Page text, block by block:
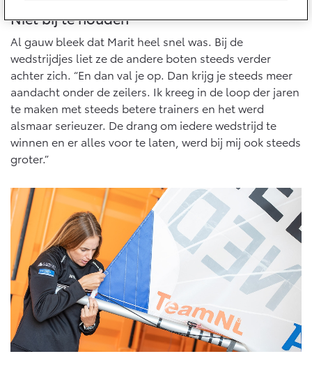
Vanaf € 39.995,- Vanaf € 48.995,-
Mirai
WATERSTOF-ELEKTRISCH
Proace City (excl. BTW)
OOK ALS BATTERIJ-
ELEKTRISCH
Proace (excl. BTW)
OOK ALS BATTERIJ-
ELEKTRISCH
Vanaf € 37.500,-
Proace Verso
BATTERIJ-ELEKTRISCH
Vanaf € 55.950,-
Niet bij te houden
Al gauw bleek dat Marit heel snel was. Bij de
wedstrijdjes liet ze de andere boten steeds verder
achter zich. “En dan val je op. Dan krijg je steeds meer
aandacht onder de zeilers. Ik kreeg in de loop der jaren
te maken met steeds betere trainers en het werd
alsmaar serieuzer. De drang om iedere wedstrijd te
winnen en er alles voor te laten, werd bij mij ook steeds
groter.”